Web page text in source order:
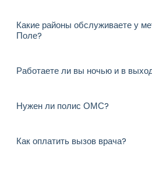
Какие районы обслуживаете у
Поле?
Работаете ли вы ночью и в
Нужен ли полис ОМС?
Как оплатить вызов врача?